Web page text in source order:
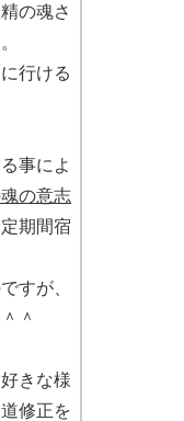
の魂さ
行ける
事によ
の意志
期間宿
すが、
＾
きな様
修正を